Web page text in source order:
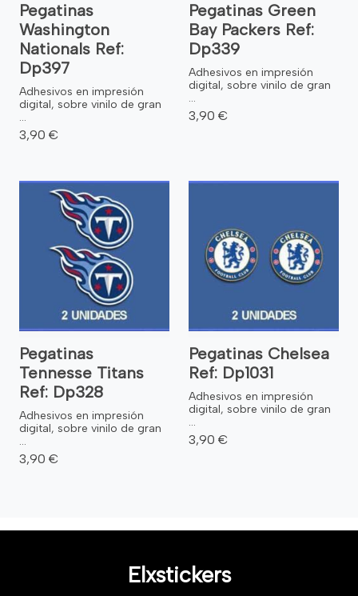
Pegatinas
Washington
Nationals Ref:
Dp397
Adhesivos en impresión
digital, sobre vinilo de gran
...
3,90 €
Pegatinas Green
Bay Packers Ref:
Dp339
Adhesivos en impresión
digital, sobre vinilo de gran
...
3,90 €
Pegatinas
Tennesse Titans
Ref: Dp328
Adhesivos en impresión
digital, sobre vinilo de gran
...
3,90 €
Pegatinas Chelsea
Ref: Dp1031
Adhesivos en impresión
digital, sobre vinilo de gran
...
3,90 €
Elxstickers